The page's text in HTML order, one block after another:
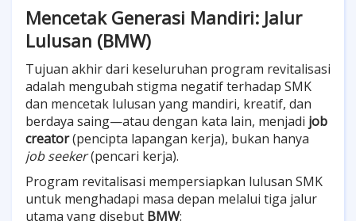
Mencetak Generasi Mandiri: Jalur
Lulusan (BMW)
Tujuan akhir dari keseluruhan program revitalisasi
adalah mengubah stigma negatif terhadap SMK
dan mencetak lulusan yang mandiri, kreatif, dan
berdaya saing—atau dengan kata lain, menjadi job
creator(pencipta lapangan kerja), bukan hanya
job seeker(pencari kerja).
Program revitalisasi mempersiapkan lulusan SMK
untuk menghadapi masa depan melalui tiga jalur
utama yang disebut BMW: